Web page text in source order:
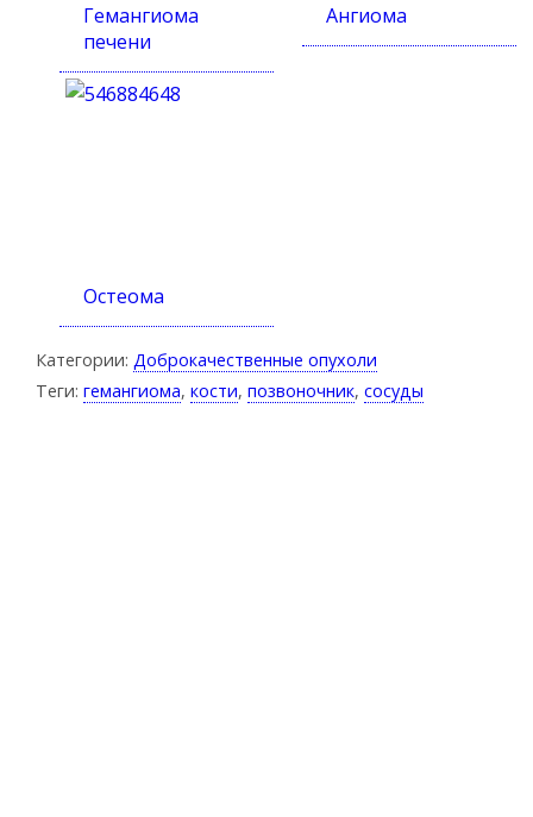
Гемангиома
печени
Ангиома
Остеома
Категории: Доброкачественные опухоли
Теги: гемангиома, кости, позвоночник, сосуды